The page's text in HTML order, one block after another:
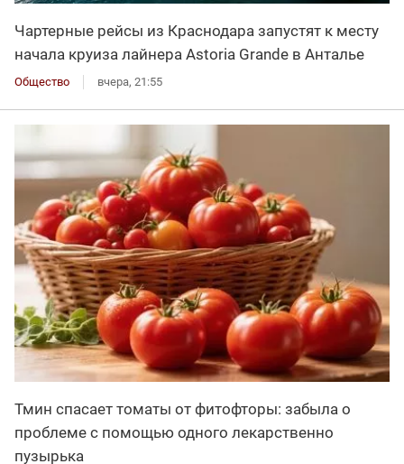
Чартерные рейсы из Краснодара запустят к месту
начала круиза лайнера Astoria Grande в Анталье
Общество вчера, 21:55
Тмин спасает томаты от фитофторы: забыла о
проблеме с помощью одного лекарственно
пузырька